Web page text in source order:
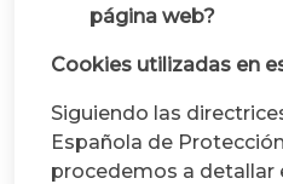
página web?
Cookies utilizadas en
Siguiendo las
Española de
procedemos a detallar